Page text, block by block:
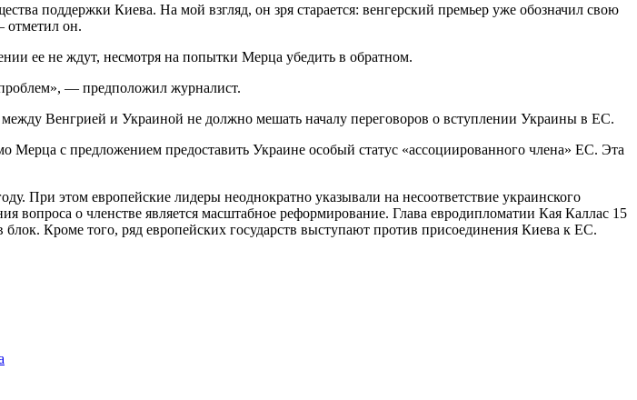
поддержки Киева. На мой взгляд, он зря старается: венгерский премьер уже обозначил свою
отметил он.
ее не ждут, несмотря на попытки Мерца убедить в обратном.
— предположил журналист.
Венгрией и Украиной не должно мешать началу переговоров о вступлении Украины в ЕС.
с предложением предоставить Украине особый статус «ассоциированного члена» ЕС. Эта
При этом европейские лидеры неоднократно указывали на несоответствие украинского
вопроса о членстве является масштабное реформирование. Глава евродипломатии Кая Каллас 15
Кроме того, ряд европейских государств выступают против присоединения Киева к ЕС.